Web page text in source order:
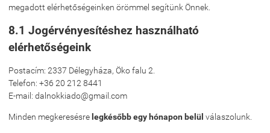
megadott elérhetőségeinken örömmel segítünk Önnek.
8.1 Jogérvényesítéshez használható
elérhetőségeink
Postacím: 2337 Délegyháza, Öko falu 2.
Telefon: +36 20 212 8441
E-mail: dalnokkiado@gmail.com
Minden megkeresésre legkésőbb egy hónapon belül válaszolunk.